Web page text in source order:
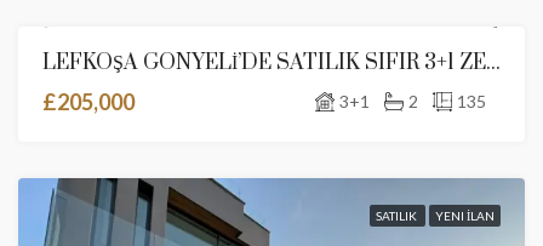
SATILIK YENI İLANLEFKOŞA GÖNYELİ’DE SATILIK SIFIR 3+1 ZEMİN KAT BAHÇELİ LÜKS DAİRE
£205,000
3+1 2 135
SATILIK YENI İLAN